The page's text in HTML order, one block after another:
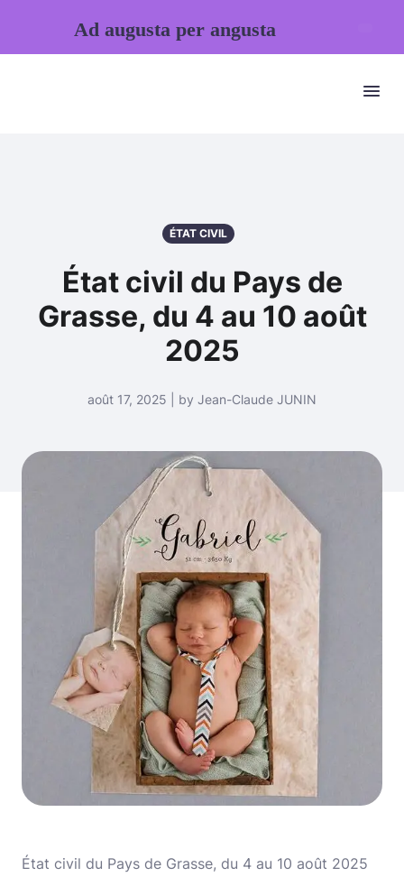
ÉTAT CIVIL
État civil du Pays de
Grasse, du 4 au 10 août
2025
août 17, 2025 | by Jean-Claude JUNIN
État civil du Pays de Grasse, du 4 au 10 août 2025
Ad augusta per angusta